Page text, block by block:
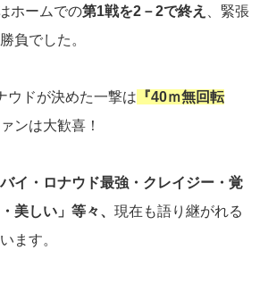
ホームでの第1戦を2－2で終え
、緊張
負でした。
ウドが決めた一撃は 『40ｍ無回転
ンは大歓喜！
バイ・ロナウド最強・クレイジー・覚
美しい」等々、 現在も語り継がれる
ます。